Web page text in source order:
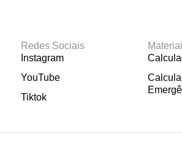
Redes Sociais
Instagram
YouTube
Tiktok